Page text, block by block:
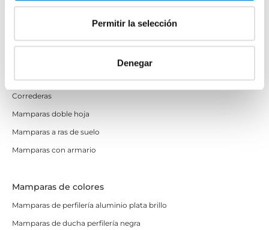
Permitir la selección
Denegar
Semicirculares
Apertura abatible
Cristal fijo para ducha
Correderas
Mamparas doble hoja
Mamparas a ras de suelo
Mamparas con armario
Mamparas de colores
Mamparas de perfilería aluminio plata brillo
Mamparas de ducha perfilería negra